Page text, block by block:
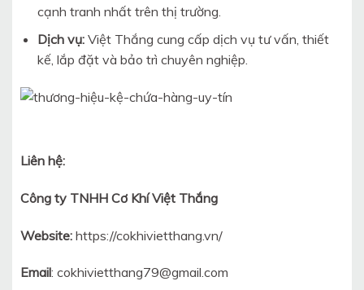
cạnh tranh nhất trên thị trường.
Dịch vụ:Việt Thắng cung cấp dịch vụ tư vấn, thiết
kế, lắp đặt và bảo trì chuyên nghiệp.
Liên hệ:
Công ty TNHH Cơ Khí Việt Thắng
Website: https://cokhivietthang.vn/
Email: cokhivietthang79@gmail.com